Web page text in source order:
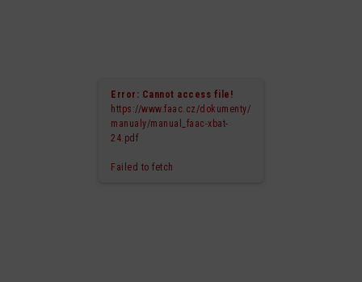
Error: Cannot access file!
https://www.faac.cz/dokumenty/
manualy/manual_faac-xbat-
24.pdf
Failed to fetch